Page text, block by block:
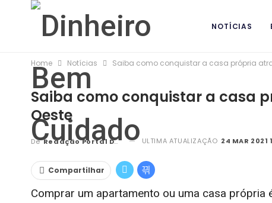
NOTÍCIAS
Home Notícias Saiba como conquistar a casa própria
Saiba como conquistar a casa
Oeste
DeRedação Portal DBC ULTIMA ATUALIZAÇÃO 24 MAR 2021
Compartilhar
Comprar um apartamento ou uma casa